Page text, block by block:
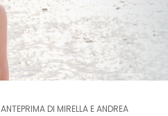
ANTEPRIMA DI MIRELLA E ANDREA